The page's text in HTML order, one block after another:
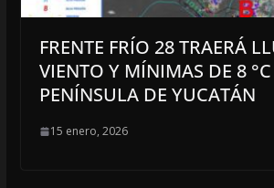
FRENTE FRÍO 28 TRAERÁ
VIENTO Y MÍNIMAS DE 8
PENÍNSULA DE YUCATÁN
15 enero, 2026